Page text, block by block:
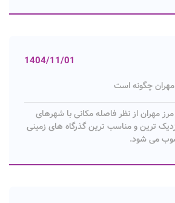
1404/11/01
مهران چگونه است
مرز مهران از نظر فاصله مکانی با شهرهای
ترین و مناسب ترین گذرگاه های زمینی
می شود.